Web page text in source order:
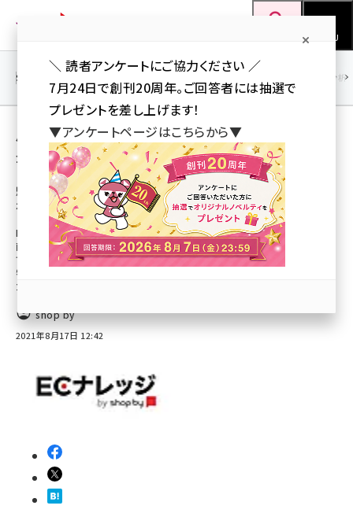
ン
MENU
seo (3524)
ai (2804)
youtube (2431)
note (2312)
z世代 (1622)
llmo (1163)
SEO アクセス解析／データ分析
用語「商品画像」 が使われている記事の一覧
全 2 記事中 1 ～ 2 を表示中
魅力的な物撮りのコツとは｜ライティングの
ポイントや写真編集アプリを紹介
ECサイトの商品ページには、商品の画像が必要です。どのように撮影すれば
商品の魅力をユーザーに伝えられるのかを知りたいという人もいらっしゃる
でしょう。この記事では、上手に物撮りする方法やコツを知りたい人に向けて、
物撮りに必要なものや撮影する際のコツを解説しています。物撮りの際に役
立ててください。
shop by
2021年8月17日 12:42
＼ 読者アンケートにご協力ください ／
7月24日で創刊20周年。ご回答者には抽選で
プレゼントを差し上げます！
▼アンケートページはこちらから▼